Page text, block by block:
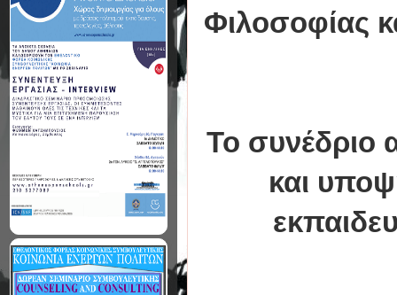
Φιλοσοφίας
Το συνέδριο
και